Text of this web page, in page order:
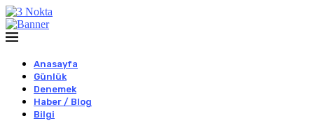
Anasayfa
Günlük
Denemek
Haber / Blog
Bilgi